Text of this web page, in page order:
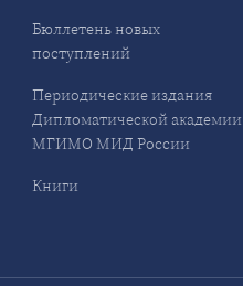
Бюллетень новых
поступлений
Периодические издания
Дипломатической академии
МГИМО МИД России
Книги